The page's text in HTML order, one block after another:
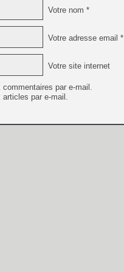
Votre nom *
Votre adresse email *
Votre site internet
par e-mail.
articles par e-mail.